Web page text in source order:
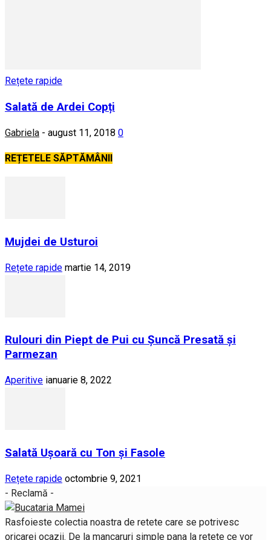
Rețete rapide
Salată de Ardei Copți
Gabriela - august 11, 2018 0
REȚETELE SĂPTĂMÂNII
Mujdei de Usturoi
Rețete rapide martie 14, 2019
Rulouri din Piept de Pui cu Șuncă Presată și
Parmezan
Aperitive ianuarie 8, 2022
Salată Ușoară cu Ton și Fasole
Rețete rapide octombrie 9, 2021
- Reclamă -
Rasfoieste colectia noastra de retete care se potrivesc
oricarei ocazii. De la mancaruri simple pana la retete ce vor